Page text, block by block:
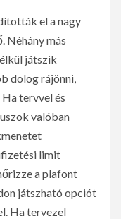
el a nagy
Néhány más
játszik
dolog rájönni,
tervvel és
valóban
limit
a plafont
játszható opciót
Ha tervezel